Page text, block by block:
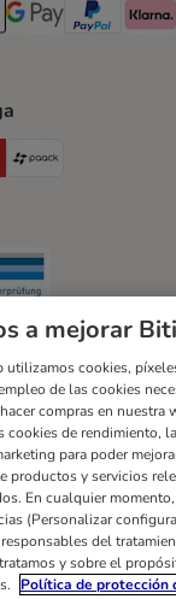
Method
Payment Method
Google Pay Payment
PayPalKlarna
Method
Shipping Method
CTTExpress Shipping
Impreso DSA
generales
envío y plazos de
de
App bitiba
a mejorar
utilizamos cookies,
de las cookies
compras en nuestra
cookies de rendimiento,
para poder
productos y servicios
En cualquier
(Personalizar
del
y sobre el
Política de protección